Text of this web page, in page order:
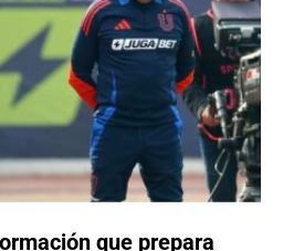
que prepara